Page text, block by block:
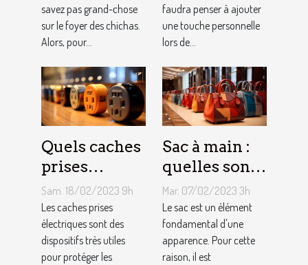
savez pas grand-chose
sur le foyer des chichas.
Alors, pour...
faudra penser à ajouter
une touche personnelle
lors de...
Quels caches
prises
électriques
choisir ?
Sam. 18/02/2023 9h
Les caches prises
électriques sont des
dispositifs très utiles
pour protéger les
Sac à main :
quelles sont
les astuces
pour faire un
choix
approprié ?
Mar. 07/02/2023 3h
Le sac est un élément
fondamental d'une
apparence. Pour cette
raison, il est